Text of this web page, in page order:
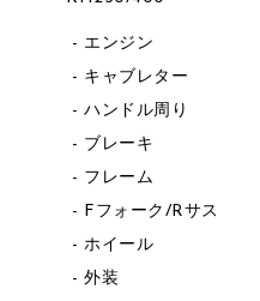
エンジン
キャブレター
ハンドル周り
ブレーキ
フレーム
Fフォーク/Rサス
ホイール
外装